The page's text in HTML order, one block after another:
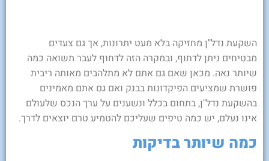
השקעת נדל"ן מחזיקה בלא מעט יתרונות, אך גם צעדים
מבטיחים ניתן לדחוף, ובמקרה הזה לדחוף לעבר תשואה כמה
שיותר נאה. מכאן שאם גם אתם לא מתלהבים מאותה ריבית
פושרת שמציעים הפיקדונות בבנק ואם גם אתם מאמינים
בהשקעת נדל"ן, בתחום בכלל ונשענים על ערך הנכס שלעולם
אינו נעלם, יש כמה טיפים שעליכם להטמיע טרם יוצאים לדרך.
כמה שיותר בדיקות